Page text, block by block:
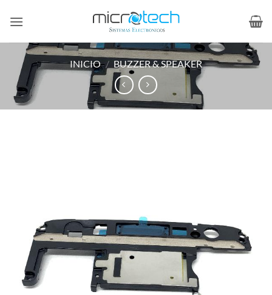
INICIO / BUZZER & SPEAKER